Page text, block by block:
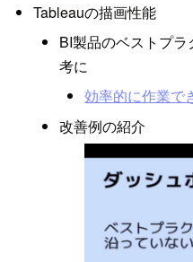
Tableauの描画性能
BI製品のベストプ
考に
効率的に作業で
改善例の紹介